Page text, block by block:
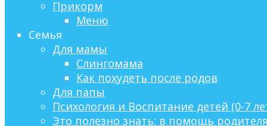
Прикорм
Меню
Семья
Для мамы
Слингомама
Как похудеть после родов
Для папы
Психология и Воспитание детей (0-7
Это полезно знать: в помощь